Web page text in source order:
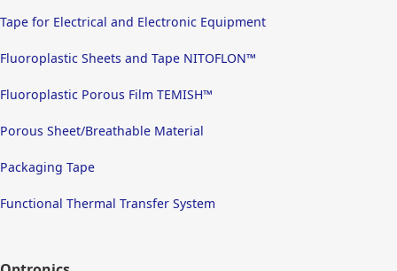
Tape for Electrical and Electronic Equipment
Fluoroplastic Sheets and Tape NITOFLON™
Fluoroplastic Porous Film TEMISH™
Porous Sheet/Breathable Material
Packaging Tape
Functional Thermal Transfer System